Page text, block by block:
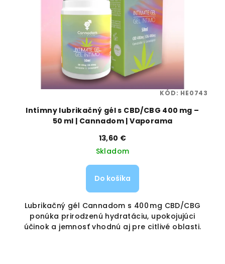
Intímny lubrikačný gél s CBD/CBG 400 mg –
50 ml | Cannadom | Vaporama
13,60 €
Skladom
Do košíka
Lubrikačný gél Cannadom s 400 mg CBD/CBG
ponúka prirodzenú hydratáciu, upokojujúci
účinok a jemnosť vhodnú aj pre citlivé oblasti.
KÓD: HE0743